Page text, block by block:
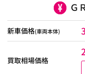
Ｇ
新車価格(車両本体)
買取相場価格